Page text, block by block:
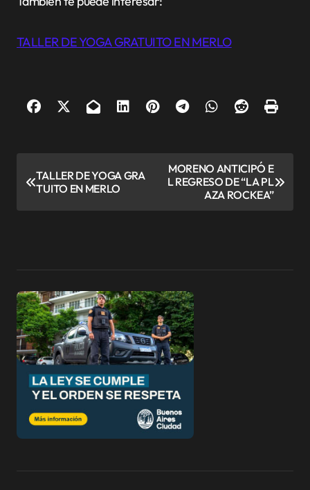
TALLER DE YOGA GRATUITO EN MERLO
a
c
i
ó
n
e
TALLER DE YOGA GRA
TUITO EN MERLO
MORENO ANTICIPÓ E
L REGRESO DE “LA PL
AZA ROCKEA”